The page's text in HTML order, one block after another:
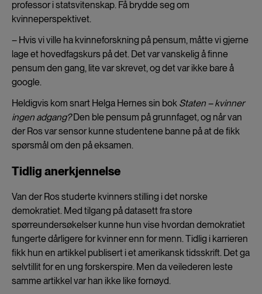
professor i statsvitenskap. Få brydde seg om
kvinneperspektivet.
– Hvis vi ville ha kvinneforskning på pensum, måtte vi gjerne
lage et hovedfagskurs på det. Det var vanskelig å finne
pensum den gang, lite var skrevet, og det var ikke bare å
google.
Heldigvis kom snart Helga Hernes sin bok Staten – kvinner
ingen adgang?Den ble pensum på grunnfaget,og når van
der Ros var sensor kunne studentene banne på at de fikk
spørsmål om den på eksamen.
Tidlig anerkjennelse
Van der Ros studerte kvinners stilling i det norske
demokratiet. Med tilgang på datasett fra store
spørreundersøkelser kunne hun vise hvordan demokratiet
fungerte dårligere for kvinner enn for menn. Tidlig i karrieren
fikk hun en artikkel publisert i et amerikansk tidsskrift. Det ga
selvtillit for en ung forskerspire. Men da veilederen leste
samme artikkel var han ikke like fornøyd.